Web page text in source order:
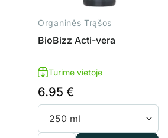
Organinės Trąšos
BioBizz Acti-vera
Turime vietoje
6.95 €